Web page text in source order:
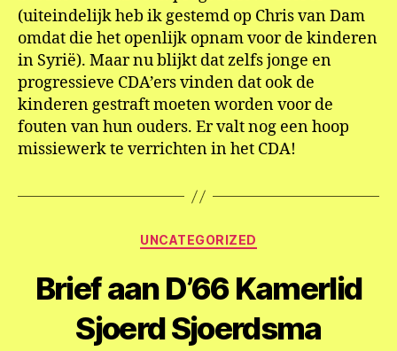
(uiteindelijk heb ik gestemd op Chris van Dam
omdat die het openlijk opnam voor de kinderen
in Syrië). Maar nu blijkt dat zelfs jonge en
progressieve CDA’ers vinden dat ook de
kinderen gestraft moeten worden voor de
fouten van hun ouders. Er valt nog een hoop
missiewerk te verrichten in het CDA!
Categorieën
UNCATEGORIZED
Brief aan D’66 Kamerlid
Sjoerd Sjoerdsma